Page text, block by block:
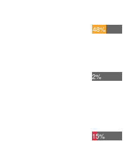
48%
2%
15%